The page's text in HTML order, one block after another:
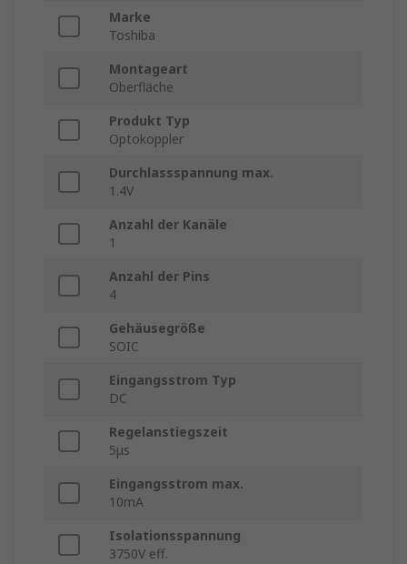
Marke
Toshiba
Montageart
Oberfläche
Produkt Typ
Optokoppler
Durchlassspannung max.
1.4V
Anzahl der Kanäle
1
Anzahl der Pins
4
Gehäusegröße
SOIC
Eingangsstrom Typ
DC
Regelanstiegszeit
5μs
Eingangsstrom max.
10mA
Isolationsspannung
3750V eff.